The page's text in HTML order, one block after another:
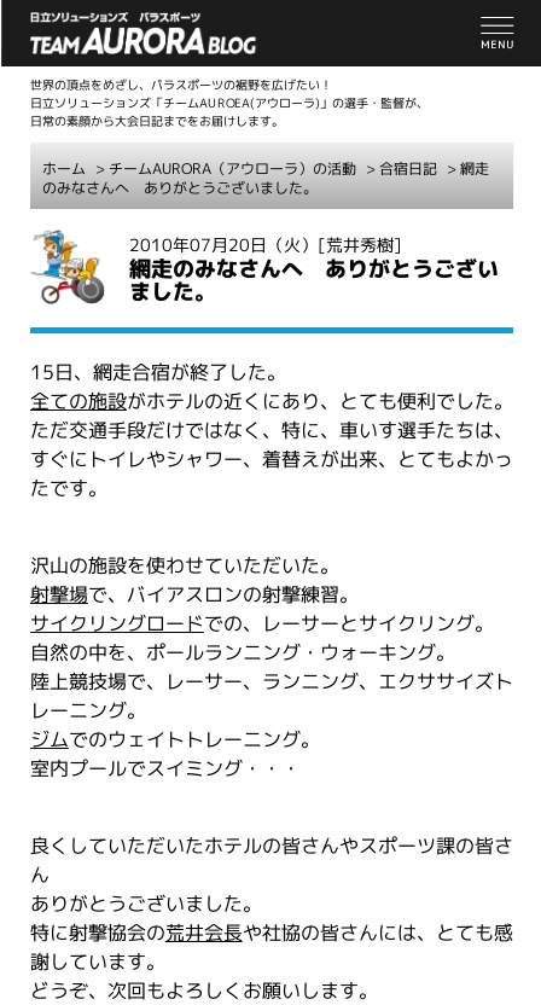
世界の頂点をめざし、パラスポーツの裾野を広げたい！
日立ソリューションズ「チームAUROEA(アウローラ)」の選手・監督が、
日常の素顔から大会日記までをお届けします。
ホーム > チームAURORA（アウローラ）の活動 >合宿日記 > 網走
のみなさんへ ありがとうございました。
2010年07月20日（火） [荒井秀樹]
網走のみなさんへ ありがとうござい
ました。
15日、網走合宿が終了した。
全ての施設がホテルの近くにあり、とても便利でした。
ただ交通手段だけではなく、特に、車いす選手たちは、
すぐにトイレやシャワー、着替えが出来、とてもよかっ
たです。
沢山の施設を使わせていただいた。
射撃場で、バイアスロンの射撃練習。
サイクリングロードでの、レーサーとサイクリング。
自然の中を、ポールランニング・ウォーキング。
陸上競技場で、レーサー、ランニング、エクササイズト
レーニング。
ジムでのウェイトトレーニング。
室内プールでスイミング・・・
良くしていただいたホテルの皆さんやスポーツ課の皆さ
ん
ありがとうございました。
特に射撃協会の荒井会長や社協の皆さんには、とても感
謝しています。
どうぞ、次回もよろしくお願いします。